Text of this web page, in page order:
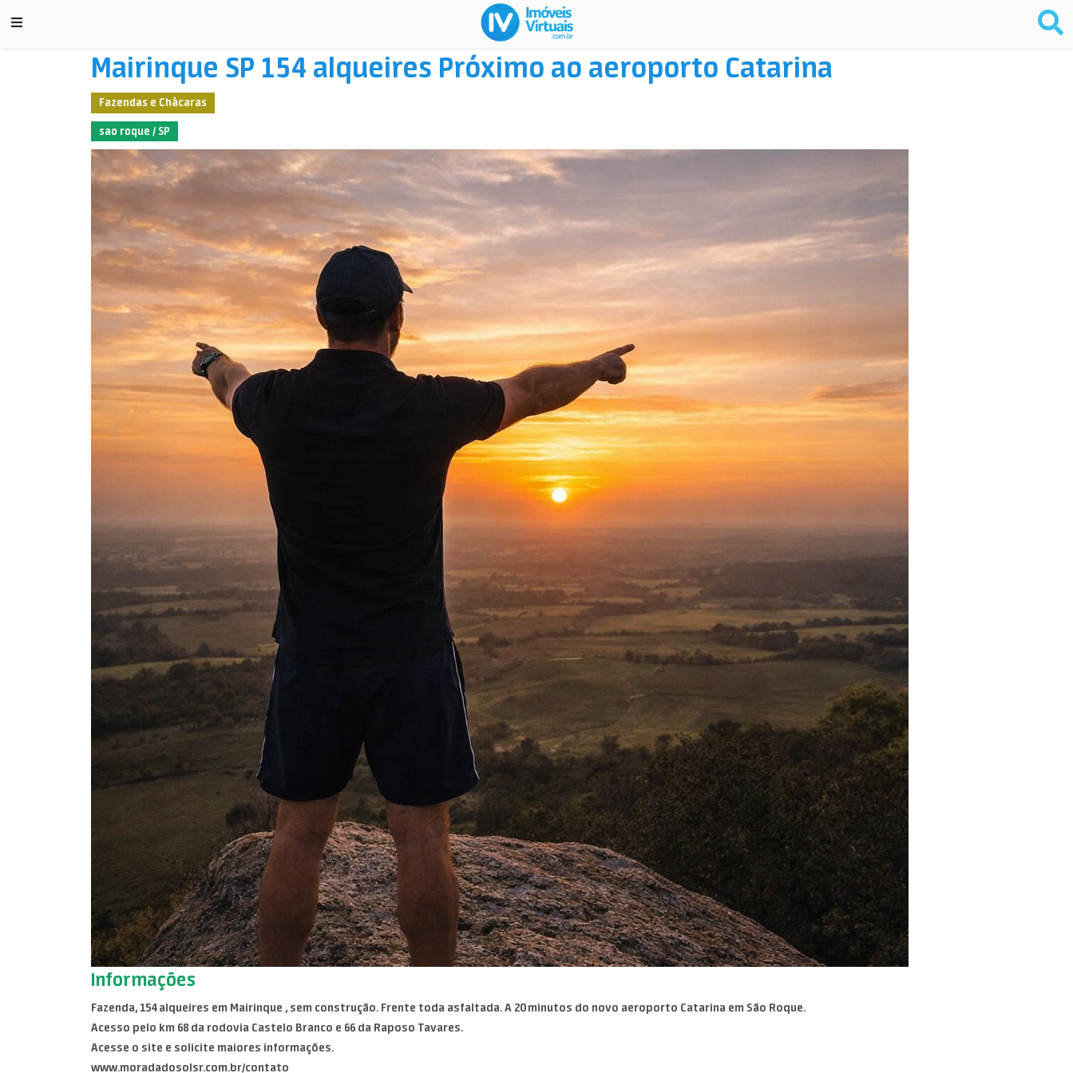
Mairinque SP 154 alqueires Próximo ao aeroporto Catarina
Fazendas e Chácaras
sao roque / SP
Informações
Fazenda, 154 alqueires em Mairinque , sem construção. Frente toda asfaltada. A 20 minutos do novo aeroporto Catarina em São Roque.
Acesso pelo km 68 da rodovia Castelo Branco e 66 da Raposo Tavares.
Acesse o site e solicite maiores informações.
www.moradadosolsr.com.br/contato